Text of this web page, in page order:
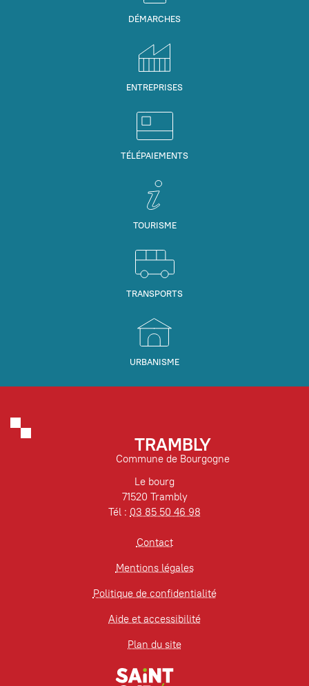
DÉMARCHES
ENTREPRISES
TÉLÉPAIEMENTS
TOURISME
TRANSPORTS
URBANISME
TRAMBLY
Commune de Bourgogne
Le bourg
71520 Trambly
Tél : 03 85 50 46 98
Contact
Mentions légales
Politique de confidentialité
Aide et accessibilité
Plan du site